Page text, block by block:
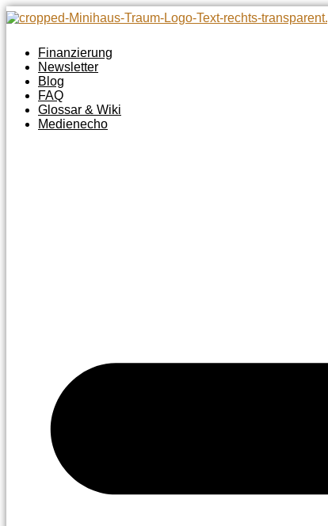
Zum
Inhalt
Finanzierung
Newsletter
Blog
FAQ
Glossar & Wiki
Medienecho